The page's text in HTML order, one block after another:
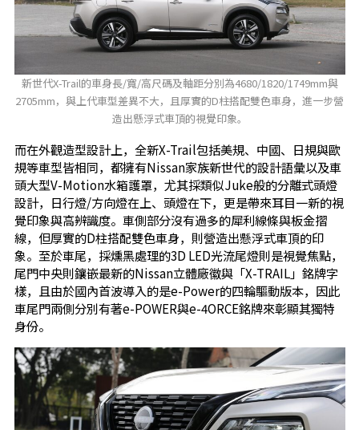
新世代X-Trail的車身長/寬/高尺碼及軸距分別為4680/1820/1749mm與
2705mm，與上代車型差異不大，且厚實的D柱搭配雙色車身，進一步營
造出懸浮式車頂的視覺印象。
而在外觀造型設計上，全新X-Trail包括美規、中國、日規與歐
規等車型皆相同，都擁有Nissan家族新世代的設計語彙以及車
頭大型V-Motion水箱護罩，尤其採類似Juke般的分離式頭燈
設計，日行燈/方向燈在上、頭燈在下，更是帶來耳目一新的視
覺印象與高辨識度。車側部分沒有過多的犀利線條與板金摺
線，但厚實的D柱搭配雙色車身，則營造出懸浮式車頂的印
象。至於車尾，採燻黑處理的3D LED光流尾燈則是視覺焦點，
尾門中央則鑲嵌最新的Nissan立體廠徽與「X-TRAIL」銘牌字
樣，且由於國內首波導入的是e-Power的四輪驅動版本，因此
車尾門兩側分別有著e-POWER與e-4ORCE銘牌來彰顯其獨特
身份。